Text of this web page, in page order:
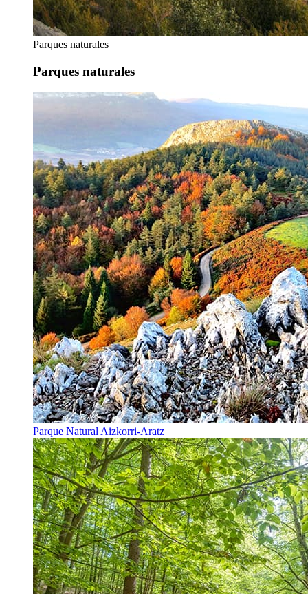
Parques naturales
Parques naturales
Parque Natural Aizkorri-Aratz